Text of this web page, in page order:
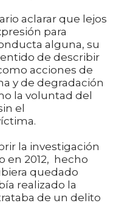
aclarar que lejos
para
alguna, su
de describir
acciones de
y de degradación
la voluntad del
el
la investigación
en 2012, hecho
quedado
realizado la
de un delito